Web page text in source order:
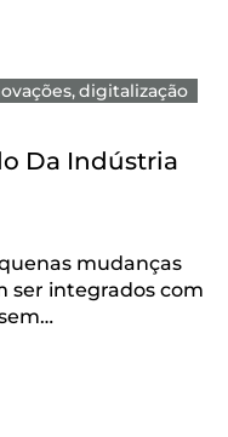
digitalização
Da Indústria
mudanças
ser integrados com